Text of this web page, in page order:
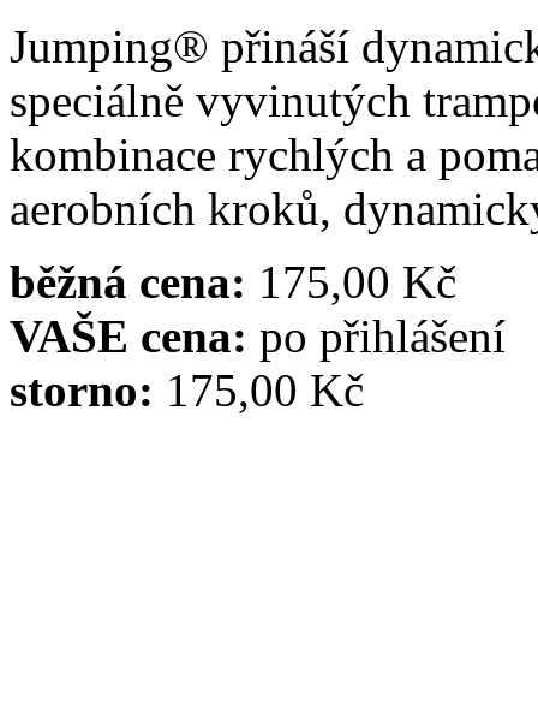
Jumping® přináší
speciálně vyvinutých
kombinace rychlých a
aerobních kroků,
běžná cena: 175,00 Kč
VAŠE cena: po přihlášení
storno: 175,00 Kč